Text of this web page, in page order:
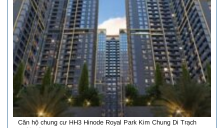
Căn hộ chung cư HH3 Hinode Royal Park Kim Chung Di Trạch